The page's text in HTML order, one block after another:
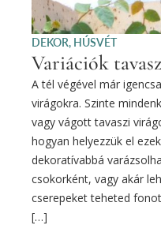
DEKOR, HÚSVÉT
Variációk
A tél végével már
virágokra. Szinte
vagy vágott tavaszi
hogyan helyezzük el
dekoratívabbá
csokorként, vagy akár
cserepeket teheted
[…]